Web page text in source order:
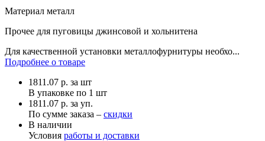
Материал металл
Прочее для пуговицы джинсовой и хольнитена
Для качественной установки металлофурнитуры необхо...
Подробнее о товаре
1811.07 р. за шт
В упаковке по 1 шт
1811.07 р. за уп.
По сумме заказа – скидки
В наличии
Условия работы и доставки